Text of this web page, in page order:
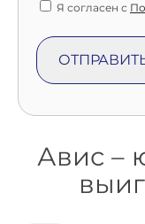
Я согласен с
Авис –